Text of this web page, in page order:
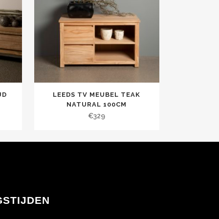
LEEDS TV MEUBEL TEAK
NATURAL 100CM
€329